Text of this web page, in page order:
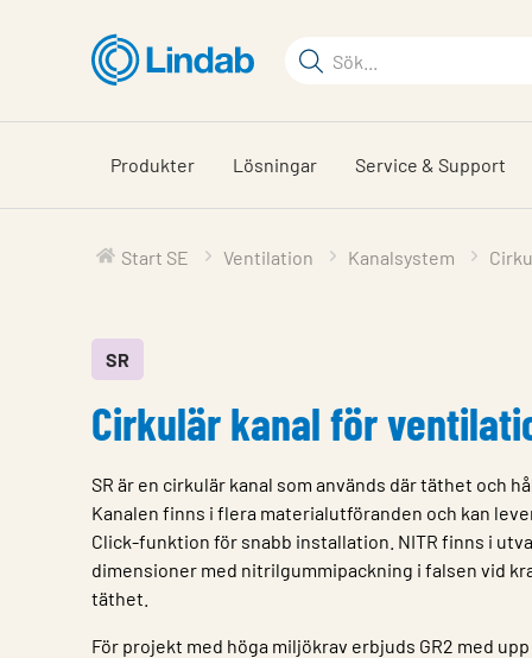
huvudinnehållet
Sökord
på
sajten
Produkter Lösningar Service & Support
Start SE Ventilation Kanalsystem
SR
Cirkulär kanal för
SR är en cirkulär kanal som används där täthet och
Kanalen finns i flera materialutföranden och kan
Click-funktion för snabb installation. NITR finns i
dimensioner med nitrilgummipackning i falsen vid
täthet.
För projekt med höga miljökrav erbjuds GR2 med